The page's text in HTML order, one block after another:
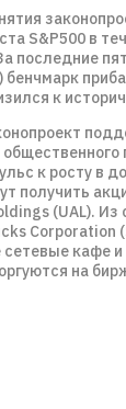
S&P500 в
последние
бенчмарк
к
к росту в
получить
(UAL).
Corporation
сетевые кафе
на